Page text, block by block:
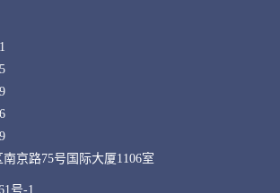
京路75号国际大厦1106室
号-1